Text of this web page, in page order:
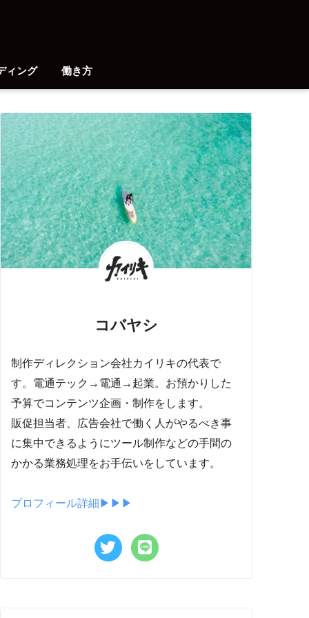
ィング 働き方
コバヤシ
制作ディレクション会社カイリキの代表で
す。電通テック→電通→起業。お預かりした
予算でコンテンツ企画・制作をします。
販促担当者、広告会社で働く人がやるべき事
に集中できるようにツール制作などの手間の
かかる業務処理をお手伝いをしています。
プロフィール詳細▶︎▶︎▶︎